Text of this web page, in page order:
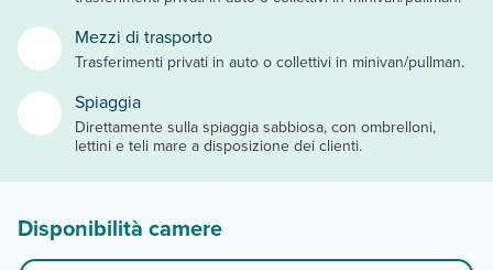
Mezzi di trasporto
Trasferimenti privati in auto o collettivi in minivan/pullman.
Spiaggia
Direttamente sulla spiaggia sabbiosa, con ombrelloni,
lettini e teli mare a disposizione dei clienti.
Disponibilità camere